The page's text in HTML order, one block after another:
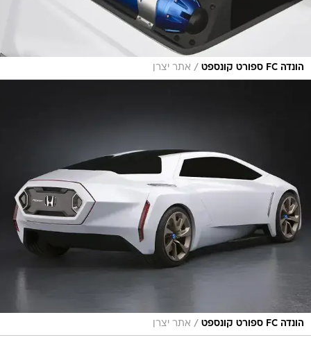
הונדה FC ספורט קונספט / אתר יצרן
הונדה FC ספורט קונספט / אתר יצרן